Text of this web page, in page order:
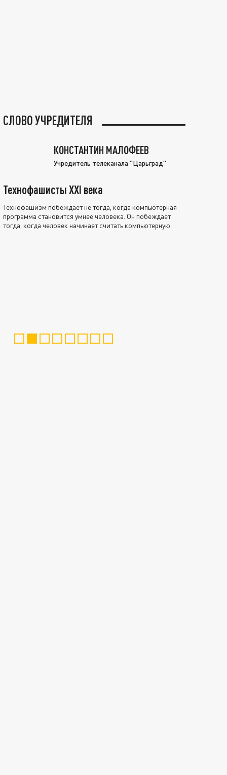
СЛОВО УЧРЕДИТЕЛЯ
КОНСТАНТИН МАЛОФЕЕВ
Учредитель телеканала "Царьград"
Технофашисты XXI века
Технофашизм побеждает не тогда, когда компьютерная
программа становится умнее человека. Он побеждает
тогда, когда человек начинает считать компьютерную